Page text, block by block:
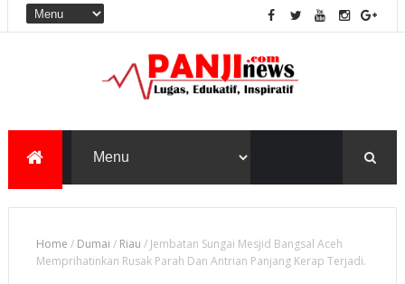
Home / Dumai / Riau / Jembatan Sungai Mesjid Bangsal Aceh
Memprihatinkan Rusak Parah Dan Antrian Panjang Kerap Terjadi.